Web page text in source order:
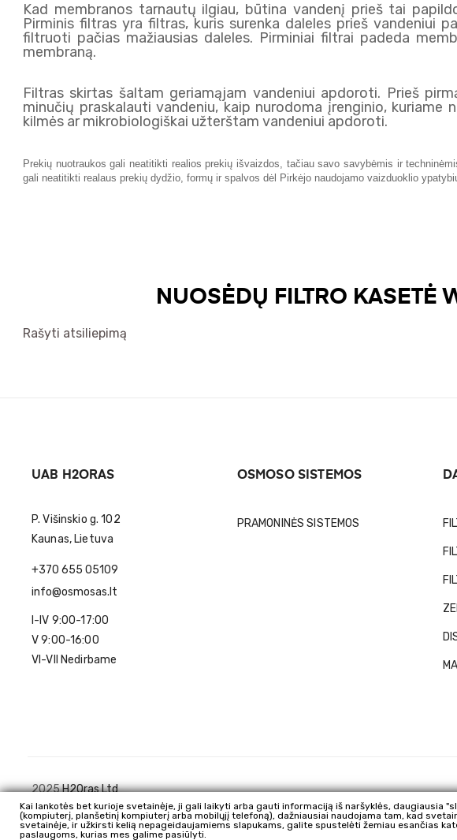
Kad membranos tarnautų ilgiau, būtina vandenį prieš tai
Pirminis filtras yra filtras, kuris surenka daleles prieš vandeniui
filtruoti pačias mažiausias daleles. Pirminiai filtrai padeda
membraną.
Filtras skirtas šaltam geriamąjam vandeniui apdoroti. Prieš
minučių praskalauti vandeniu, kaip nurodoma įrenginio,
kilmės ar mikrobiologiškai užterštam vandeniui apdoroti.
Prekių nuotraukos gali neatitikti realios prekių išvaizdos, tačiau savo savybėmis ir
gali neatitikti realaus prekių dydžio, formų ir spalvos dėl Pirkėjo naudojamo vaizduoklio
NUOSĖDŲ FILTRO KASETĖ
Rašyti atsiliepimą
UAB H2ORAS
P. Višinskio g. 102
Kaunas, Lietuva
+370 655 05109
info@osmosas.lt
I-IV 9:00-17:00
V 9:00-16:00
VI-VII Nedirbame
OSMOSO SISTEMOS
PRAMONINĖS SISTEMOS
2025H2Oras Ltd
Asistentas
Kai lankotės bet kurioje svetainėje, ji gali laikyti arba gauti informaciją iš naršyklės, daugiausia
(kompiuterį, planšetinį kompiuterį arba mobilųjį telefoną), dažniausiai naudojama tam, kad
svetainėje, ir užkirsti kelią nepageidaujamiems slapukams, galite spustelėti žemiau esančias
paslaugoms, kurias mes galime pasiūlyti.